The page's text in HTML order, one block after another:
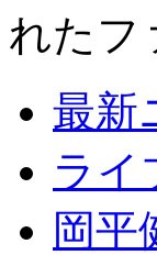
れたフ
最新
ライ
岡平